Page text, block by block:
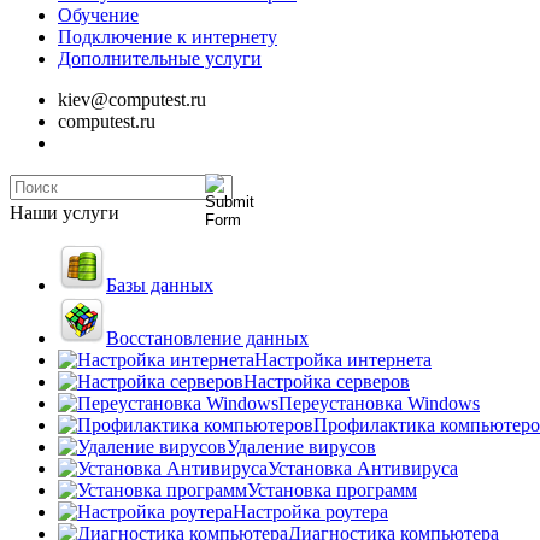
Обучение
Подключение к интернету
Дополнительные услуги
kiev@computest.ru
computest.ru
Наши услуги
Базы данных
Восстановление данных
Настройка интернета
Настройка серверов
Переустановка Windows
Профилактика
Удаление вирусов
Установка Антивируса
Установка программ
Настройка роутера
Диагностика компьютера